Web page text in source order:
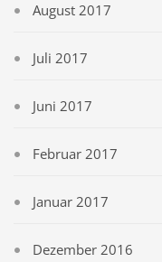
August 2017
Juli 2017
Juni 2017
Februar 2017
Januar 2017
Dezember 2016